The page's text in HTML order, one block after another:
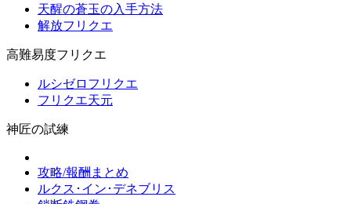
天醒の蒼玉の入手方法
解放フリクエ
高難易度フリクエ
ルシゼロフリクエ
フリクエ天元
神匠の試練
攻略/報酬まとめ
ルクス･イン･デネブリス